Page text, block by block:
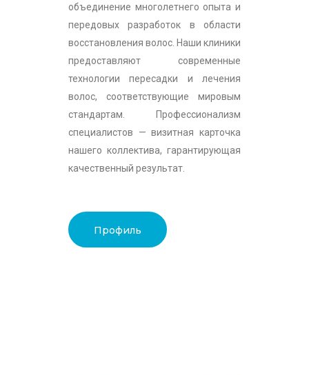
объединение многолетнего опыта и
передовых разработок в области
восстановления волос. Наши клиники
предоставляют современные
технологии пересадки и лечения
волос, соответствующие мировым
стандартам. Профессионализм
специалистов — визитная карточка
нашего коллектива, гарантирующая
качественный результат.
Профиль